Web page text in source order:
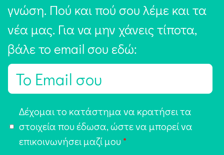
γνώση. Πού και πού σου λέμε και τα
νέα μας. Για να μην χάνεις τίποτα,
βάλε το email σου εδώ:
E
π
Δέχομαι το κατάστημα να κρατήσει τα
στοιχεία που έδωσα, ώστε να μπορεί να
επικοινωνήσει μαζί μου *